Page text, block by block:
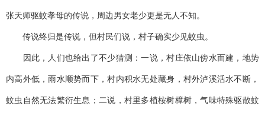
张天师驱蚊孝母的传说，周边男女老少更是无人不知。
传说终归是传说，但村民们说，村子确实少见蚊虫。
因此，人们也给出了不少猜测：一说，村庄依山傍水而建，地势
内高外低，雨水顺势而下，村内积水无处藏身，村外泸溪活水不断，
蚊虫自然无法繁衍生息；二说，村里多植桉树樟树，气味特殊驱散蚊